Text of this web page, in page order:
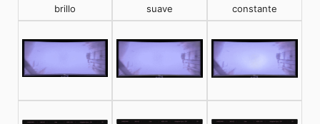
brillo
suave
constante